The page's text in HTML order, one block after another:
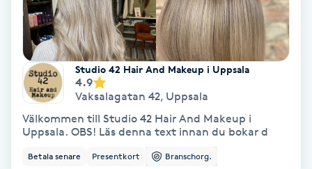
Fransförlängning
Fransförlängning Megavolym
Fransförlängning Volym
Fransk manikyr
Studio 42 Hair And Makeup i Uppsala
4.9
Vaksalagatan 42, Uppsala
Välkommen till Studio 42 Hair And Makeup i
Uppsala. OBS! Läs denna text innan du bokar d
Betala senare Presentkort Branschorg.